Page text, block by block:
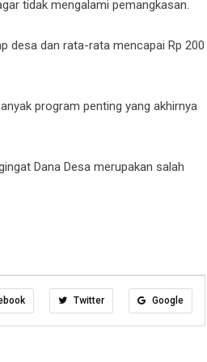
tidak mengalami pemangkasan.
desa dan rata-rata mencapai Rp 200
program penting yang akhirnya
Dana Desa merupakan salah
Twitter Google